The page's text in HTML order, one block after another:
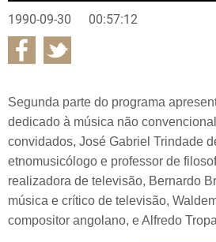
1990-09-30 00:57:12
Segunda parte do programa
dedicado à música não
convidados, José Gabriel Trindade
etnomusicólogo e professor de
realizadora de televisão, Bernardo
música e crítico de televisão,
compositor angolano, e Alfredo